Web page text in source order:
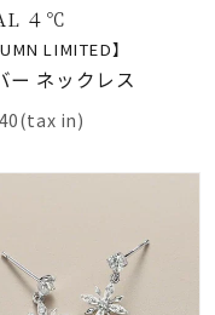
４℃
LIMITED】
ー ネックレス
in)